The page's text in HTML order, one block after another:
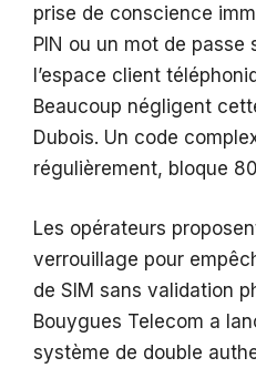
prise de conscience
PIN ou un mot de passe
l’espace client
Beaucoup négligent
Dubois. Un code
régulièrement, bloque
Les opérateurs
verrouillage pour
de SIM sans validation
Bouygues Telecom a
système de double